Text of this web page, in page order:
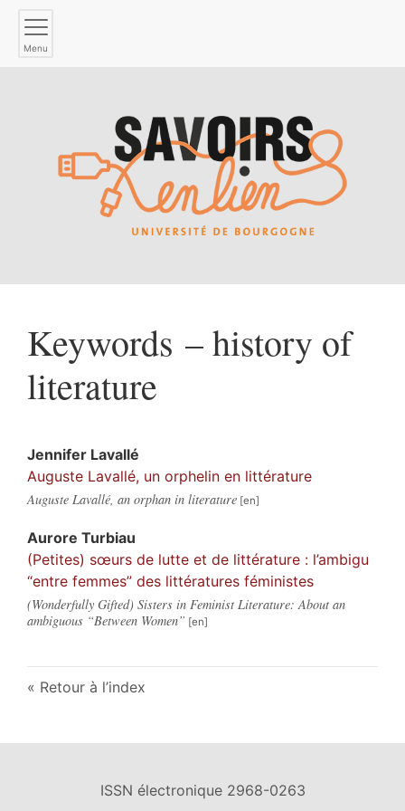
Menu
Keywords – history of
literature
Jennifer Lavallé
Auguste Lavallé, un orphelin en littérature
Auguste Lavallé, an orphan in literature
Aurore Turbiau
(Petites) sœurs de lutte et de littérature : l’ambigu
“entre femmes” des littératures féministes
(Wonderfully Gifted) Sisters in Feminist Literature: About an
ambiguous “Between Women”
Retour à l’index
ISSN électronique 2968-0263